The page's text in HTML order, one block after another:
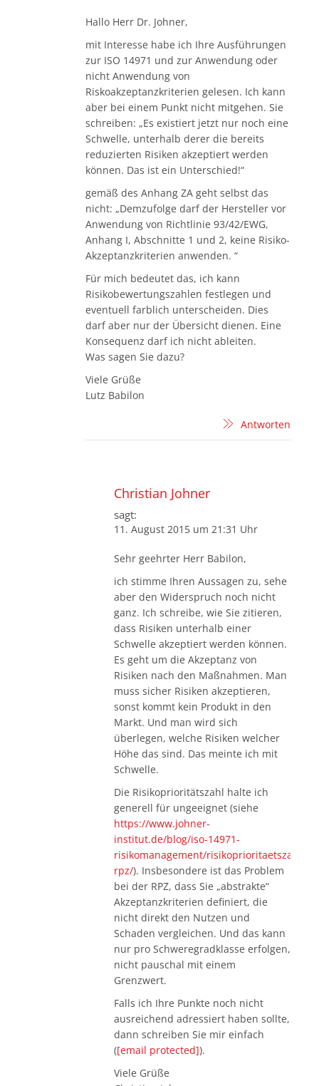
Hallo Herr Dr. Johner,
mit Interesse habe ich Ihre Ausführungen
zur ISO 14971 und zur Anwendung oder
nicht Anwendung von
Riskoakzeptanzkriterien gelesen. Ich kann
aber bei einem Punkt nicht mitgehen. Sie
schreiben: „Es existiert jetzt nur noch eine
Schwelle, unterhalb derer die bereits
reduzierten Risiken akzeptiert werden
können. Das ist ein Unterschied!“
gemäß des Anhang ZA geht selbst das
nicht: „Demzufolge darf der Hersteller vor
Anwendung von Richtlinie 93/42/EWG,
Anhang I, Abschnitte 1 und 2, keine Risiko-
Akzeptanzkriterien anwenden. “
Für mich bedeutet das, ich kann
Risikobewertungszahlen festlegen und
eventuell farblich unterscheiden. Dies
darf aber nur der Übersicht dienen. Eine
Konsequenz darf ich nicht ableiten.
Was sagen Sie dazu?
Viele Grüße
Lutz Babilon
Antworten
Christian Johner
sagt:
11. August 2015 um 21:31 Uhr
Sehr geehrter Herr Babilon,
ich stimme Ihren Aussagen zu, sehe
aber den Widerspruch noch nicht
ganz. Ich schreibe, wie Sie zitieren,
dass Risiken unterhalb einer
Schwelle akzeptiert werden können.
Es geht um die Akzeptanz von
Risiken nach den Maßnahmen. Man
muss sicher Risiken akzeptieren,
sonst kommt kein Produkt in den
Markt. Und man wird sich
überlegen, welche Risiken welcher
Höhe das sind. Das meinte ich mit
Schwelle.
Die Risikoprioritätszahl halte ich
generell für ungeeignet (siehe
https://www.johner-
institut.de/blog/iso-14971-
risikomanagement/risikoprioritaetszahl-
rpz/). Insbesondere ist das Problem
bei der RPZ, dass Sie „abstrakte“
Akzeptanzkriterien definiert, die
nicht direkt den Nutzen und
Schaden vergleichen. Und das kann
nur pro Schweregradklasse erfolgen,
nicht pauschal mit einem
Grenzwert.
Falls ich Ihre Punkte noch nicht
ausreichend adressiert haben sollte,
dann schreiben Sie mir einfach
([email protected]).
Viele Grüße